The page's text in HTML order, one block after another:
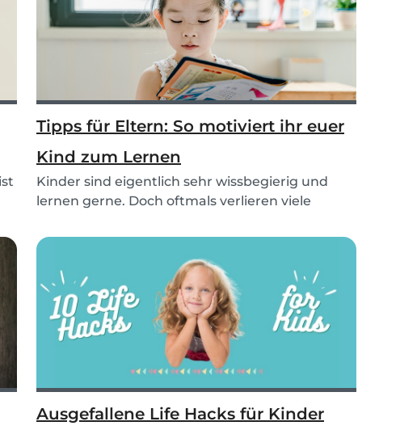
Tipps für Eltern: So motiviert ihr euer
Kind zum Lernen
Kinder sind eigentlich sehr wissbegierig und
lernen gerne. Doch oftmals verlieren viele
Ausgefallene Life Hacks für Kinder